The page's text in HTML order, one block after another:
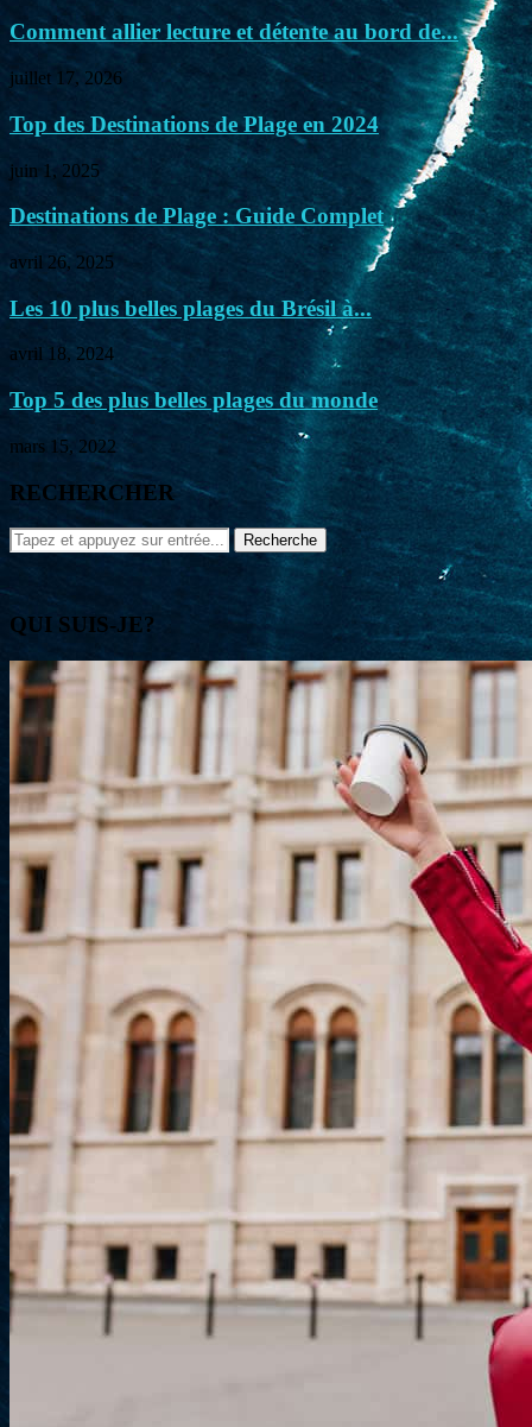
Comment allier lecture et détente au bord de...
juillet 17, 2026
Top des Destinations de Plage en 2024
juin 1, 2025
Destinations de Plage : Guide Complet
avril 26, 2025
Les 10 plus belles plages du Brésil à...
avril 18, 2024
Top 5 des plus belles plages du monde
mars 15, 2022
RECHERCHER
QUI SUIS-JE?